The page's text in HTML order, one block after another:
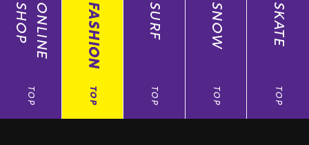
ONLINE
SHOP
TOP
FASHION
TOP
SURF
TOP
SNOW
TOP
SKATE
TOP